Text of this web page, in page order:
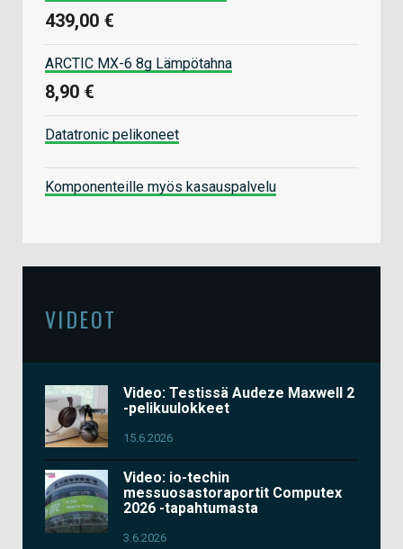
439,00 €
ARCTIC MX-6 8g Lämpötahna
8,90 €
Datatronic pelikoneet
Komponenteille myös kasauspalvelu
VIDEOT
Video: Testissä Audeze Maxwell 2
-pelikuulokkeet
15.6.2026
Video: io-techin
messuosastoraportit Computex
2026 -tapahtumasta
3.6.2026